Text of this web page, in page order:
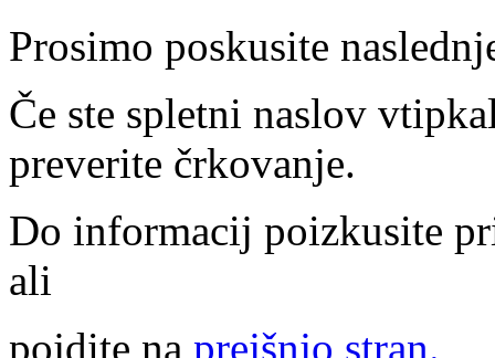
Prosimo poskusite
Če ste spletni naslov
preverite črkovanje.
Do informacij poizkusite
ali
pojdite na prejšnjo stran.